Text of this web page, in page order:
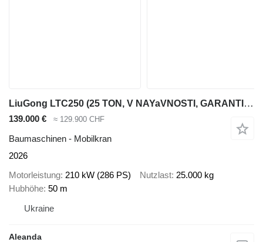
LiuGong LTC250 (25 TON, V NAYaVNOSTI, GARANTIYa, OBSLUGOVUVANNYa) DILER
139.000 € ≈ 129.900 CHF
Baumaschinen - Mobilkran
2026
Motorleistung 210 kW (286 PS) Nutzlast 25.000 kg
Hubhöhe 50 m
Ukraine
Aleanda